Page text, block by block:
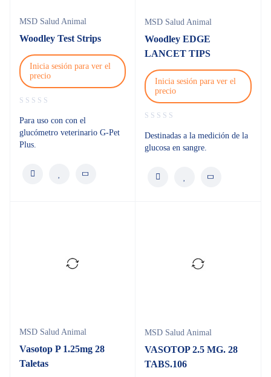
MSD Salud Animal
Woodley Test Strips
Inicia sesión para ver el
precio
Para uso con con el
glucómetro veterinario G-Pet
Plus.
MSD Salud Animal
Woodley EDGE
LANCET TIPS
Inicia sesión para ver el
precio
Destinadas a la medición de la
glucosa en sangre.
MSD Salud Animal
Vasotop P 1.25mg 28
Taletas
MSD Salud Animal
VASOTOP 2.5 MG. 28
TABS.106